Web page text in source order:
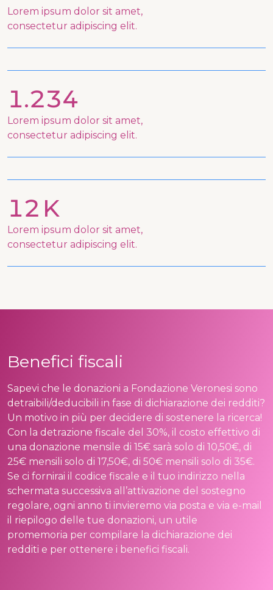
Lorem ipsum dolor sit amet,
consectetur adipiscing elit.
1.234
Lorem ipsum dolor sit amet,
consectetur adipiscing elit.
12
Lorem ipsum dolor sit amet,
consectetur adipiscing elit.
Benefici fiscali
Sapevi che le donazioni a Fondazione Veronesi sono
detraibili/deducibili in fase di dichiarazione dei redditi?
Un motivo in più per decidere di sostenere la ricerca!
Con la detrazione fiscale del 30%, il costo effettivo di
una donazione mensile di 15€ sarà solo di 10,50€, di
25€ mensili solo di 17,50€, di 50€ mensili solo di 35€.
Se ci fornirai il codice fiscale e il tuo indirizzo nella
schermata successiva all’attivazione del sostegno
regolare, ogni anno ti invieremo via posta e via e-mail
il riepilogo delle tue donazioni, un utile
promemoria per compilare la dichiarazione dei
redditi e per ottenere i benefici fiscali.